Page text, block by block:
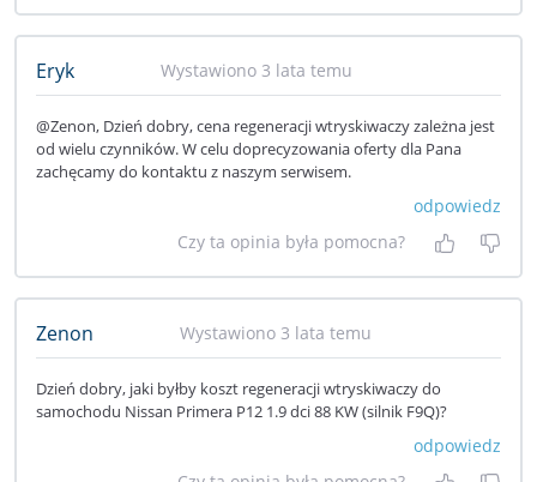
Eryk Wystawiono 3 lata temu
@Zenon, Dzień dobry, cena regeneracji wtryskiwaczy zależna jest
od wielu czynników. W celu doprecyzowania oferty dla Pana
zachęcamy do kontaktu z naszym serwisem.
odpowiedz
Czy ta opinia była pomocna?
Tak, była
Nie
Zenon Wystawiono 3 lata temu
Dzień dobry, jaki byłby koszt regeneracji wtryskiwaczy do
samochodu Nissan Primera P12 1.9 dci 88 KW (silnik F9Q)?
odpowiedz